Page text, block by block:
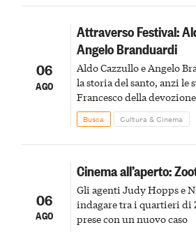
06
AGO
Attraverso Festival:
Angelo Branduardi
Aldo Cazzullo e Angelo
la storia del santo, anzi le
Francesco della
agli uccelli, le stimmate
Busca Cultura & Cinema
06
AGO
Cinema all’aperto:
Gli agenti Judy Hopps e
indagare tra i quartieri di
prese con un nuovo caso